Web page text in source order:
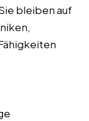
bleiben auf